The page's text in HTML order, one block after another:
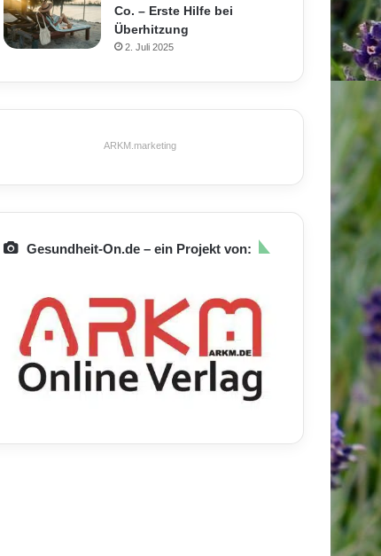
Co. – Erste Hilfe bei
Überhitzung
2. Juli 2025
ARKM.marketing
Gesundheit-On.de – ein Projekt von: